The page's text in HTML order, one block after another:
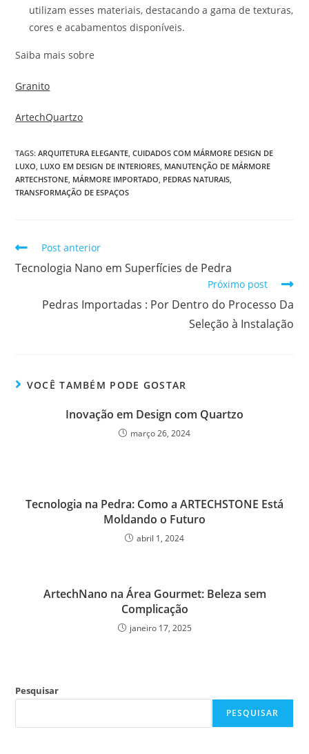
utilizam esses materiais, destacando a gama de texturas,
cores e acabamentos disponíveis.
Saiba mais sobre
Granito
ArtechQuartzo
TAGS:ARQUITETURA ELEGANTE, CUIDADOS COM MÁRMORE DESIGN DE
LUXO, LUXO EM DESIGN DE INTERIORES, MANUTENÇÃO DE MÁRMORE
ARTECHSTONE, MÁRMORE IMPORTADO, PEDRAS NATURAIS,
TRANSFORMAÇÃO DE ESPAÇOS
Post anterior
Tecnologia Nano em Superfícies de Pedra
Próximo post
Pedras Importadas : Por Dentro do Processo Da
Seleção à Instalação
VOCÊ TAMBÉM PODE GOSTAR
Inovação em Design com Quartzo
março 26, 2024
Tecnologia na Pedra: Como a ARTECHSTONE Está
Moldando o Futuro
abril 1, 2024
ArtechNano na Área Gourmet: Beleza sem
Complicação
janeiro 17, 2025
Pesquisar
PESQUISAR